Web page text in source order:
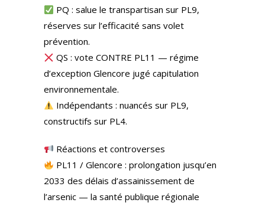
PQ : salue le transpartisan sur PL9,
réserves sur l’efficacité sans volet
prévention.
QS : vote CONTRE PL11 — régime
d’exception Glencore jugé capitulation
environnementale.
Indépendants : nuancés sur PL9,
constructifs sur PL4.
Réactions et controverses
PL11 / Glencore : prolongation jusqu’en
2033 des délais d’assainissement de
l’arsenic — la santé publique régionale